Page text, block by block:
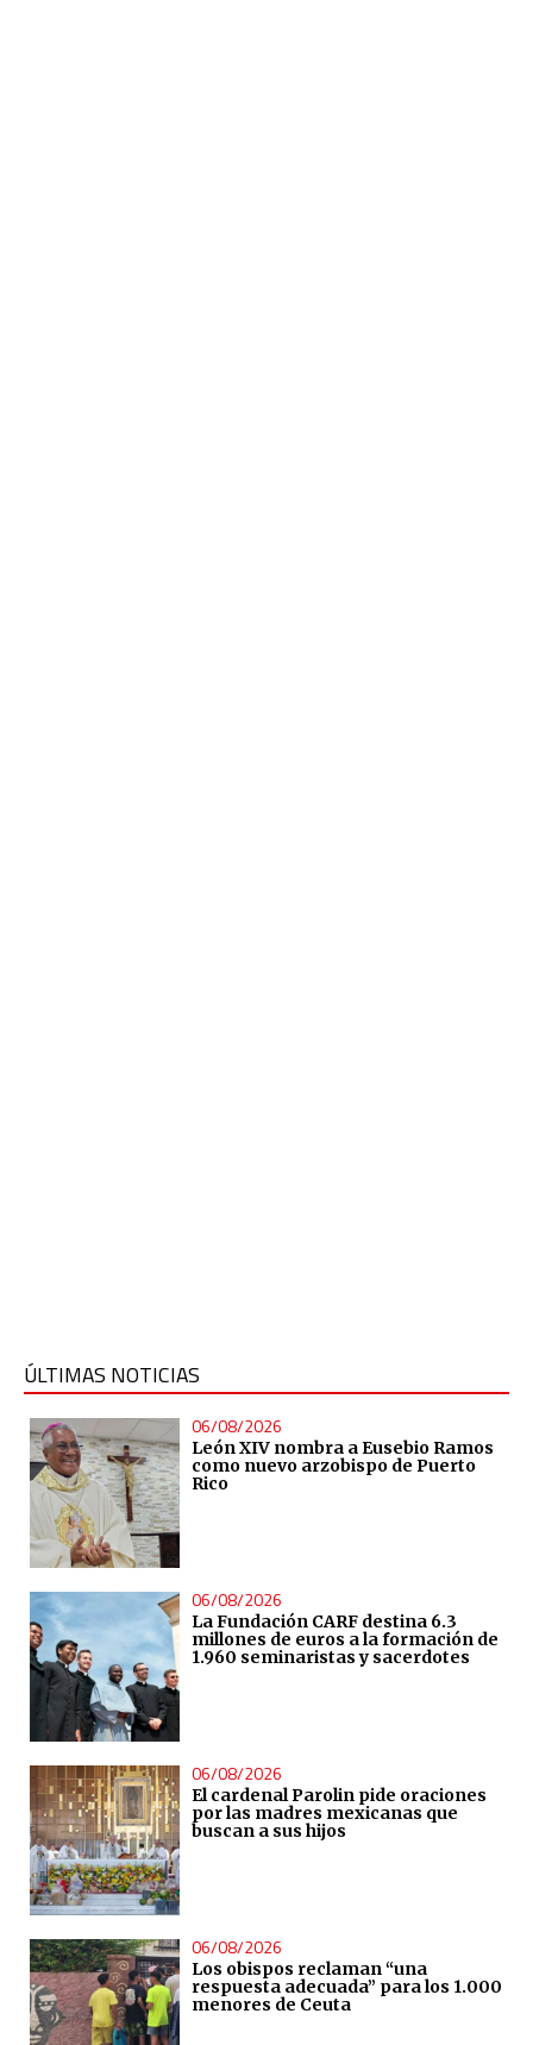
ÚLTIMAS NOTICIAS
06/08/2026
León XIV nombra a Eusebio Ramos
como nuevo arzobispo de Puerto
Rico
06/08/2026
La Fundación CARF destina 6.3
millones de euros a la formación de
1.960 seminaristas y sacerdotes
06/08/2026
El cardenal Parolin pide oraciones
por las madres mexicanas que
buscan a sus hijos
06/08/2026
Los obispos reclaman “una
respuesta adecuada” para los 1.000
menores de Ceuta